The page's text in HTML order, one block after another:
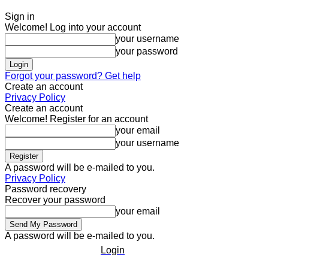
Sign in
Welcome! Log into your account
your username
your password
Forgot your password? Get help
Create an account
Privacy Policy
Create an account
Welcome! Register for an account
your email
your username
A password will be e-mailed to you.
Privacy Policy
Password recovery
Recover your password
your email
A password will be e-mailed to you.
Login